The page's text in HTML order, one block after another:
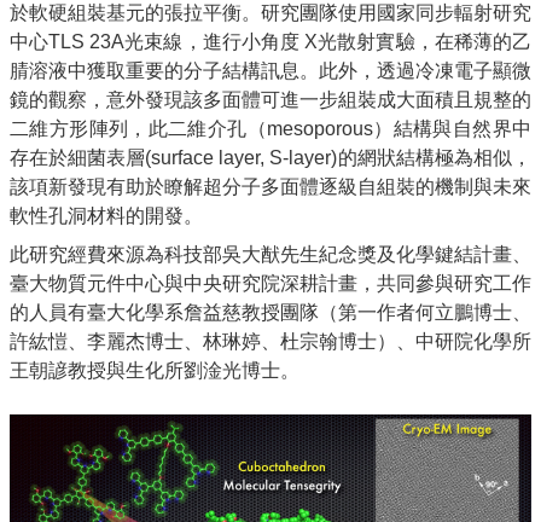
於
化
學
系
系
所
成
學
術
研
究
招
訊
於軟硬組裝基元的張拉平衡。研究團隊使用國家同步輻射研究
中心TLS 23A光束線，進行小角度 X光散射實驗，在稀薄的乙
腈溶液中獲取重要的分子結構訊息。此外，透過冷凍電子顯微
鏡的觀察，意外發現該多面體可進一步組裝成大面積且規整的
二維方形陣列，此二維介孔（mesoporous）結構與自然界中
存在於細菌表層(surface layer, S-layer)的網狀結構極為相似，
該項新發現有助於瞭解超分子多面體逐級自組裝的機制與未來
軟性孔洞材料的開發。
此研究經費來源為科技部吳大猷先生紀念獎及化學鍵結計畫、
臺大物質元件中心與中央研究院深耕計畫，共同參與研究工作
的人員有臺大化學系詹益慈教授團隊（第一作者何立鵬博士、
許紘愷、李麗杰博士、林琳婷、杜宗翰博士）、中研院化學所
王朝諺教授與生化所劉淦光博士。